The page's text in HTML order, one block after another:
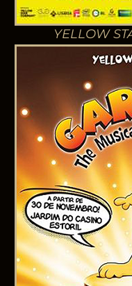
YELLOW